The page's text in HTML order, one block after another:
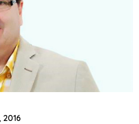
2016